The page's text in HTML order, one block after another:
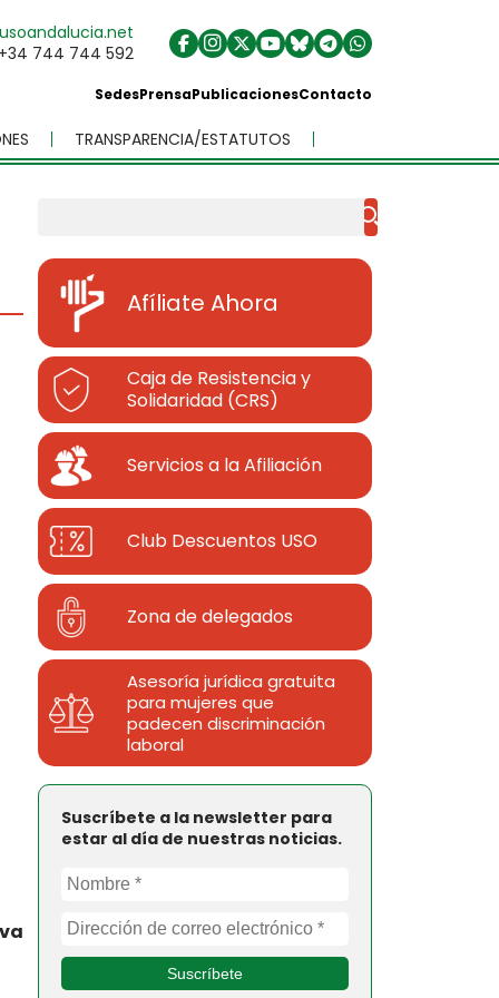
744 744 592
SedesPrensaPublicacionesContacto
TRANSPARENCIA/ESTATUTOS
Afíliate Ahora
Caja de Resistencia y
Solidaridad (CRS)
Servicios a la Afiliación
Club Descuentos USO
Zona de delegados
Asesoría jurídica gratuita
para mujeres que
padecen discriminación
laboral
Suscríbete a la newsletter para
estar al día de nuestras noticias.